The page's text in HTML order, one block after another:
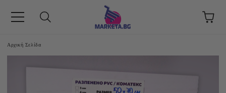
Αρχική Σελίδα